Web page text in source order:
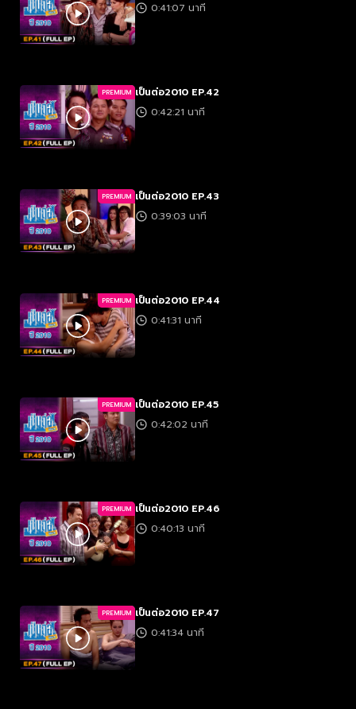
0:41:07 นาที
PREMIUM เป็นต่อ2010 EP.42
0:42:21 นาที
PREMIUM เป็นต่อ2010 EP.43
0:39:03 นาที
PREMIUM เป็นต่อ2010 EP.44
0:41:31 นาที
PREMIUM เป็นต่อ2010 EP.45
0:42:02 นาที
PREMIUM เป็นต่อ2010 EP.46
0:40:13 นาที
PREMIUM เป็นต่อ2010 EP.47
0:41:34 นาที